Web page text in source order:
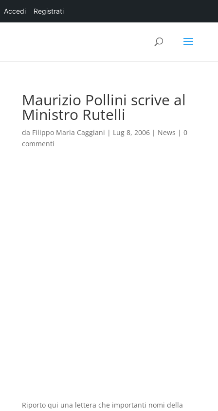
Maurizio Pollini scrive al
Ministro Rutelli
da Filippo Maria Caggiani | Lug 8, 2006| News | 0
commenti
Riporto qui una lettera che importanti nomi della
Accedi Registrati